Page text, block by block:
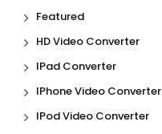
Featured
HD Video Converter
IPad Converter
IPhone Video Converter
IPod Video Converter